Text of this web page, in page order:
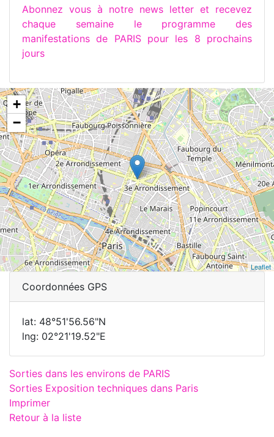
Abonnez vous à notre news letter et recevez
chaque semaine le programme des
manifestations de PARIS pour les 8 prochains
jours
+
−
Leaflet
Coordonnées GPS
lat: 48°51'56.56"N
lng: 02°21'19.52"E
Sorties dans les environs de PARIS
Sorties Exposition techniques dans Paris
Imprimer
Retour à la liste